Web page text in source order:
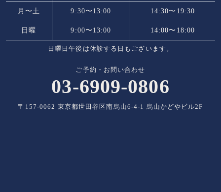
月〜土 9:30〜13:00 14:30〜19:30
日曜 9:00〜13:00 14:00〜18:00
日曜日午後は休診する日もございます。
ご予約・お問い合わせ
03-6909-0806
〒157-0062 東京都世田谷区南烏山6-4-1 烏山かどやビル2F